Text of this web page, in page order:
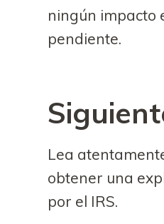
ningún impacto
pendiente.
Lea
obtener una
por el IRS.